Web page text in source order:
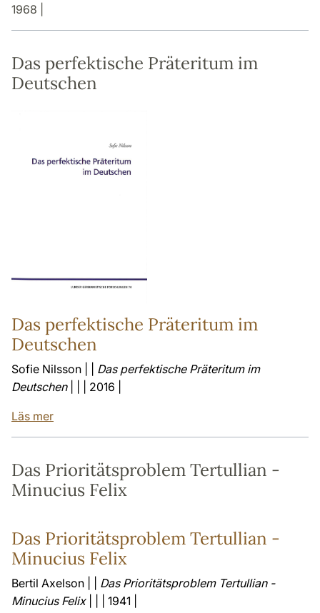
1968 |
Das perfektische Präteritum im
Deutschen
Das perfektische Präteritum im
Deutschen
Sofie Nilsson | | Das perfektische Präteritum im
Deutschen| | | 2016 |
Läs mer
Das Prioritätsproblem Tertullian -
Minucius Felix
Das Prioritätsproblem Tertullian -
Minucius Felix
Bertil Axelson | | Das Prioritätsproblem Tertullian -
Minucius Felix| | | 1941 |